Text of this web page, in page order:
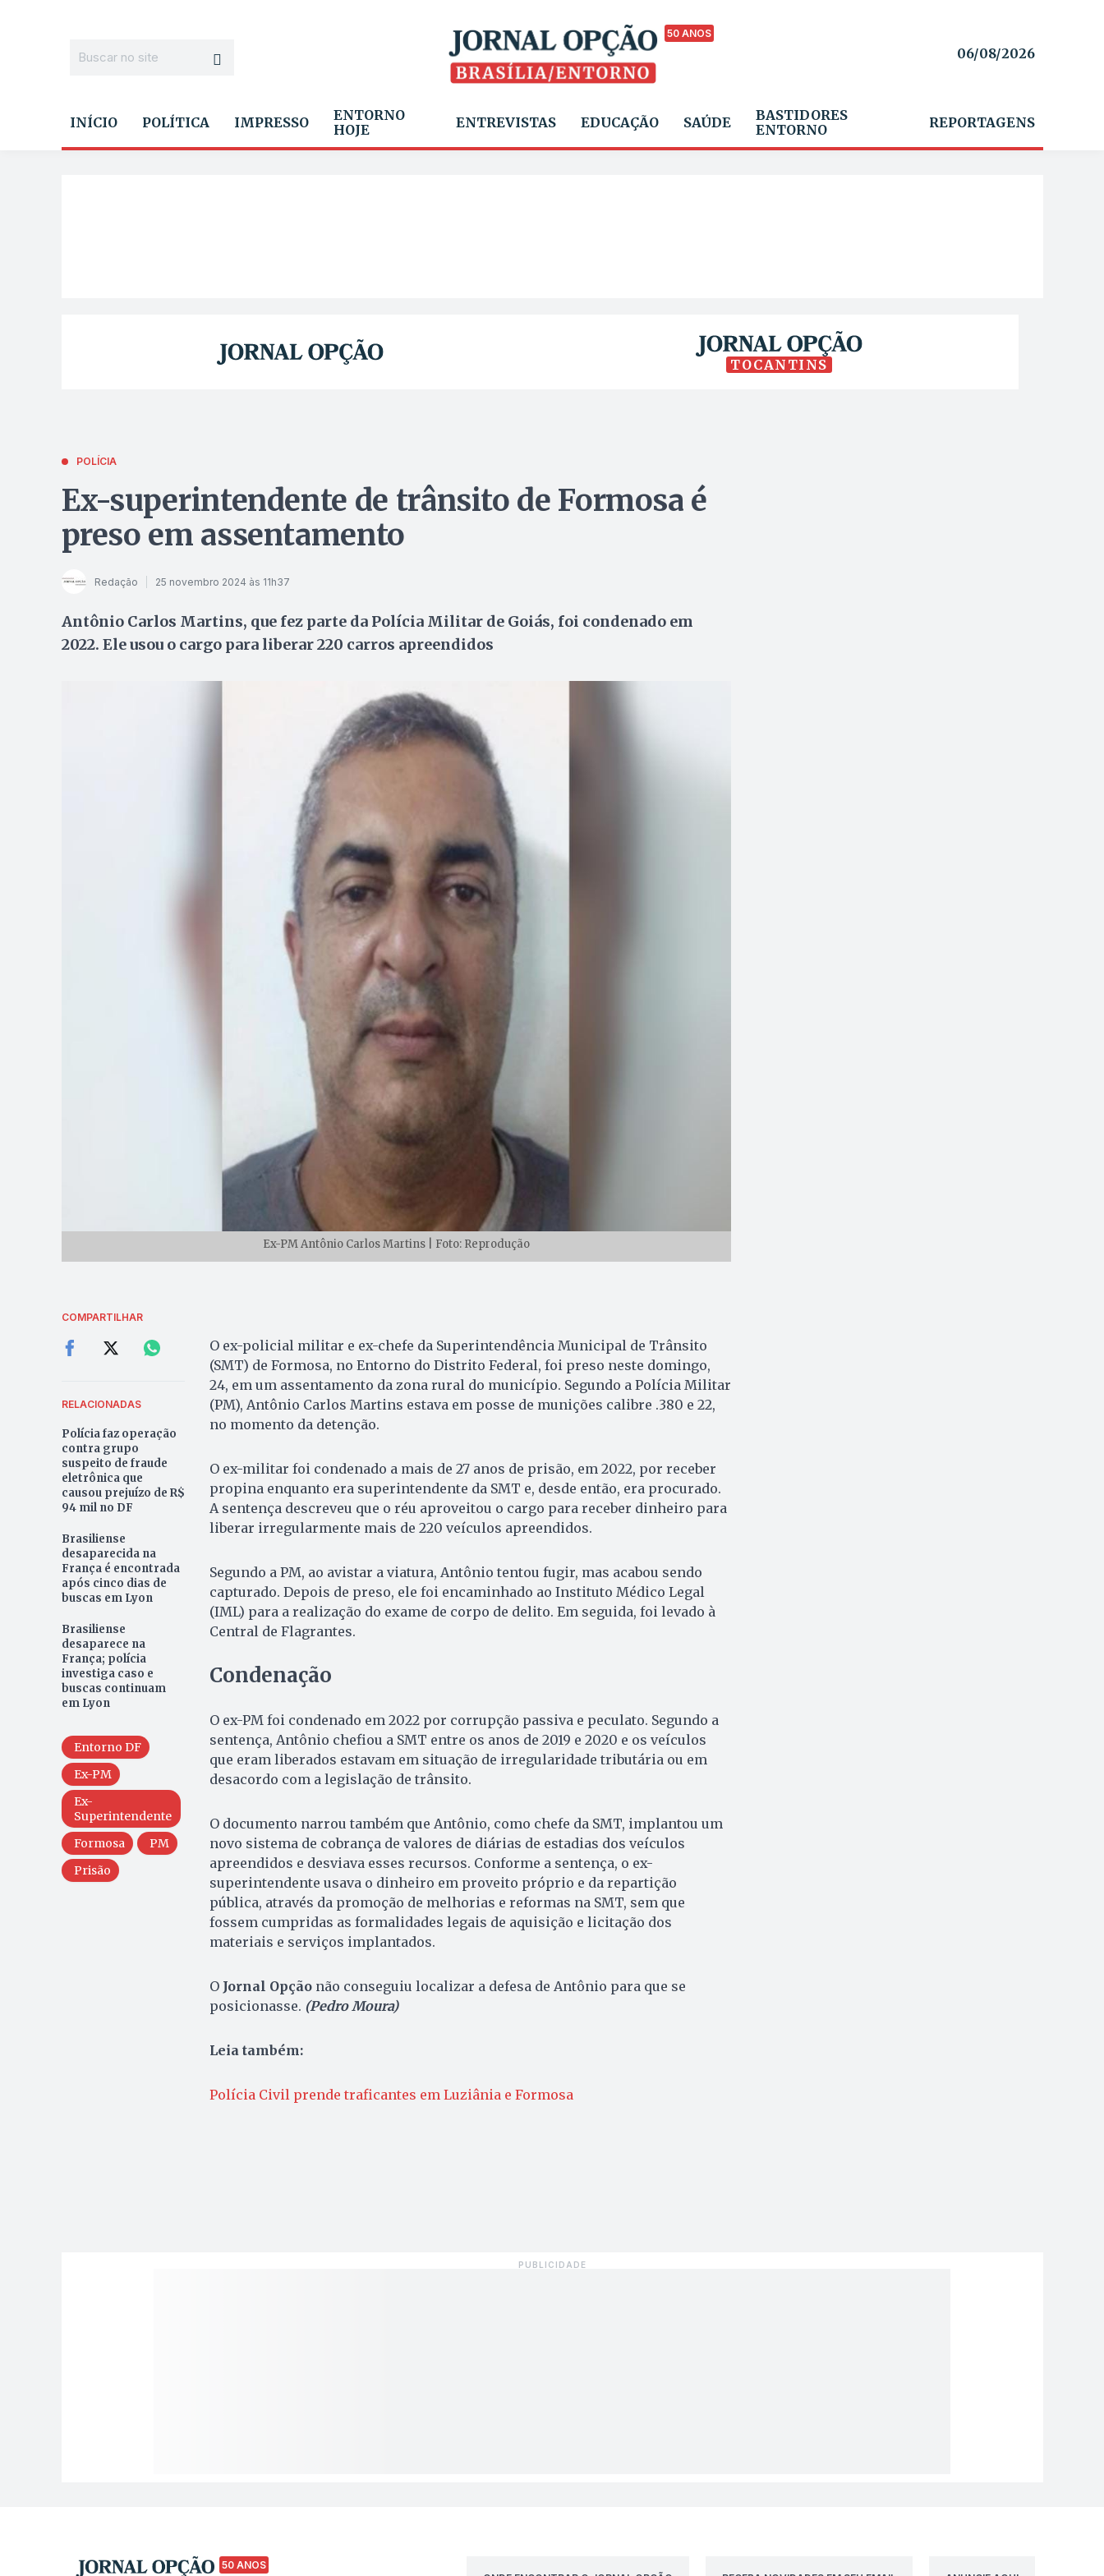
50 ANOS
06/08/2026
INÍCIO POLÍTICA IMPRESSO
ENTORNO
HOJE
ENTREVISTAS EDUCAÇÃO SAÚDE
BASTIDORES
ENTORNO
REPORTAGENS
TOCANTINS
POLÍCIA
Ex-superintendente de trânsito de Formosa é
preso em assentamento
Redação 25 novembro 2024 às 11h37
Antônio Carlos Martins, que fez parte da Polícia Militar de Goiás, foi condenado em
2022. Ele usou o cargo para liberar 220 carros apreendidos
Ex-PM Antônio Carlos Martins | Foto: Reprodução
COMPARTILHAR
RELACIONADAS
Polícia faz operação
contra grupo
suspeito de fraude
eletrônica que
causou prejuízo de R$
94 mil no DF
Brasiliense
desaparecida na
França é encontrada
após cinco dias de
buscas em Lyon
Brasiliense
desaparece na
França; polícia
investiga caso e
buscas continuam
em Lyon
Entorno DF
Ex-PM
Ex-
Superintendente
Formosa
PM
Prisão
O ex-policial militar e ex-chefe da Superintendência Municipal de Trânsito
(SMT) de Formosa, no Entorno do Distrito Federal, foi preso neste domingo,
24, em um assentamento da zona rural do município. Segundo a Polícia Militar
(PM), Antônio Carlos Martins estava em posse de munições calibre .380 e 22,
no momento da detenção.
O ex-militar foi condenado a mais de 27 anos de prisão, em 2022, por receber
propina enquanto era superintendente da SMT e, desde então, era procurado.
A sentença descreveu que o réu aproveitou o cargo para receber dinheiro para
liberar irregularmente mais de 220 veículos apreendidos.
Segundo a PM, ao avistar a viatura, Antônio tentou fugir, mas acabou sendo
capturado. Depois de preso, ele foi encaminhado ao Instituto Médico Legal
(IML) para a realização do exame de corpo de delito. Em seguida, foi levado à
Central de Flagrantes.
Condenação
O ex-PM foi condenado em 2022 por corrupção passiva e peculato. Segundo a
sentença, Antônio chefiou a SMT entre os anos de 2019 e 2020 e os veículos
que eram liberados estavam em situação de irregularidade tributária ou em
desacordo com a legislação de trânsito.
O documento narrou também que Antônio, como chefe da SMT, implantou um
novo sistema de cobrança de valores de diárias de estadias dos veículos
apreendidos e desviava esses recursos. Conforme a sentença, o ex-
superintendente usava o dinheiro em proveito próprio e da repartição
pública, através da promoção de melhorias e reformas na SMT, sem que
fossem cumpridas as formalidades legais de aquisição e licitação dos
materiais e serviços implantados.
O Jornal Opçãonão conseguiu localizar a defesa de Antônio para que se
posicionasse. (Pedro Moura)
Leia também:
Polícia Civil prende traficantes em Luziânia e Formosa
50 ANOS